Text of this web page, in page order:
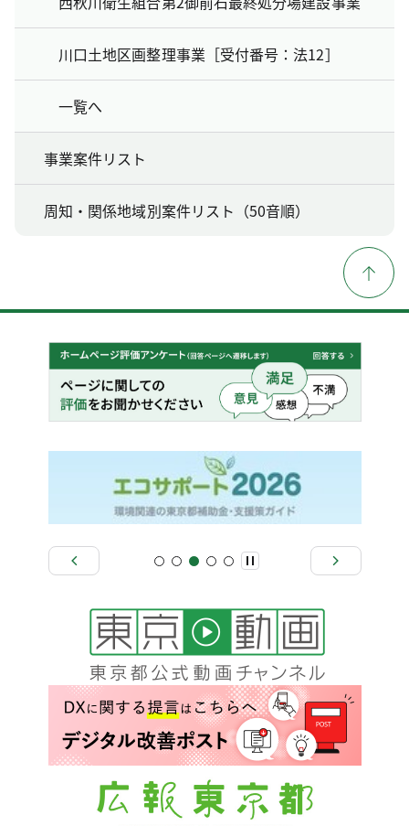
川口土地区画整理事業［受付番号：法12］
一覧へ
事業案件リスト
周知・関係地域別案件リスト（50音順）